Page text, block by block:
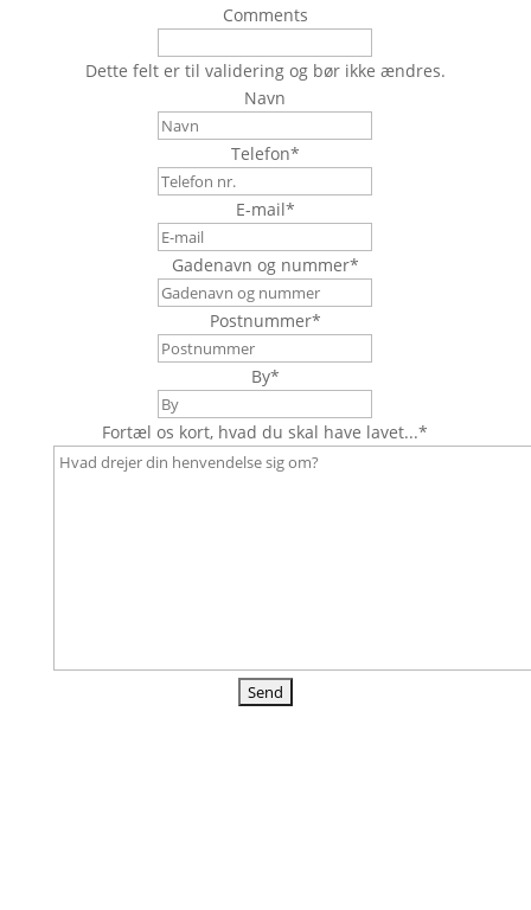
Comments
Dette felt er til validering og bør ikke ændres.
Navn
Telefon*
E-mail*
Gadenavn og nummer*
Postnummer*
By*
Fortæl os kort, hvad du skal have lavet...*